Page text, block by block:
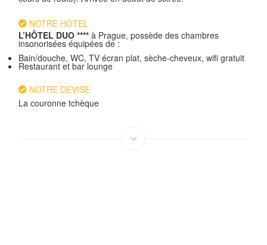
NOTRE HÔTEL
L’HÔTEL DUO ****à Prague, possède des chambres
insonorisées équipées de :
Bain/douche, WC, TV écran plat, sèche-cheveux, wifi gratuit
Restaurant et bar lounge
NOTRE DEVISE
La couronne tchèque